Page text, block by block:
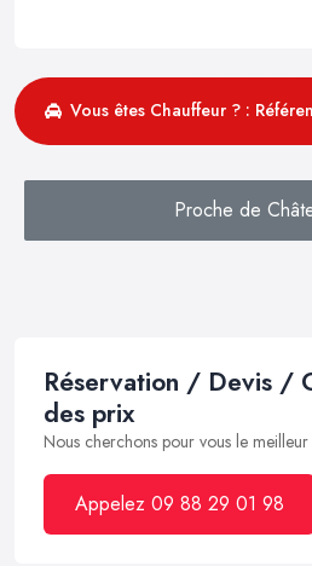
Vous êtes Chauffeur ? :
Proche de
Réservation / Devis /
des prix
Nous cherchons pour vous le
Appelez 09 88 29 01 98